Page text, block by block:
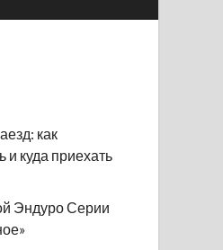
как
и куда приехать
Эндуро Серии